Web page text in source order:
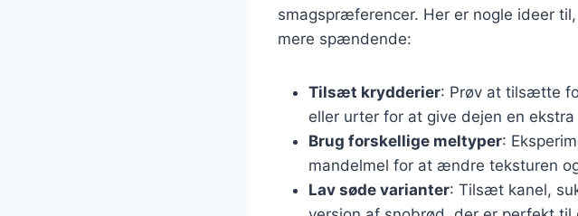
smagspræferencer. Her er nogle ideer
mere spændende:
Tilsæt krydderier: Prøv at tilsætte
eller urter for at give dejen en ekstra
Brug forskellige meltyper:
mandelmel for at ændre teksturen
Lav søde varianter: Tilsæt kanel,